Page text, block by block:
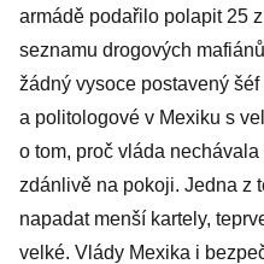
armádě podařilo polapit 25
seznamu drogových
žádný vysoce postavený
a politologové v Mexiku s
o tom, proč vláda
zdánlivě na pokoji. Jedna z
napadat menší kartely,
velké. Vlády Mexika i